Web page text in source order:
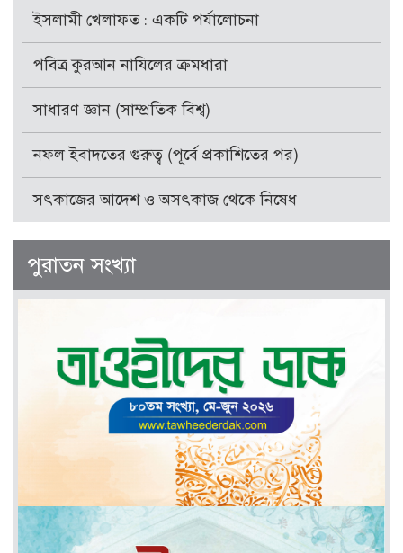
ইসলামী খেলাফত : একটি পর্যালোচনা
পবিত্র কুরআন নাযিলের ক্রমধারা
সাধারণ জ্ঞান (সাম্প্রতিক বিশ্ব)
নফল ইবাদতের গুরুত্ব (পূর্বে প্রকাশিতের পর)
সৎকাজের আদেশ ও অসৎকাজ থেকে নিষেধ
পুরাতন সংখ্যা